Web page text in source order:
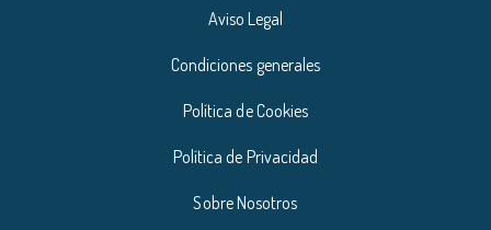
Aviso Legal
Condiciones generales
Política de Cookies
Política de Privacidad
Sobre Nosotros